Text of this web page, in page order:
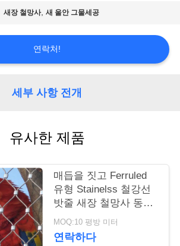
새장 철망사,새 울안 그물세공
연락처!
세부 사항 전개
유사한 제품
매듭을 짓고 Ferruled
유형 Stainelss 철강선
밧줄 새장 철망사 동물
원 프로젝트
MOQ:10 평방 미터
연락하다